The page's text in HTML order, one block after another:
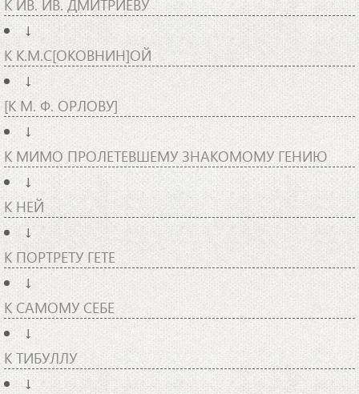
К ИВ. ИВ. ДМИТРИЕВУ
↓
К К.М.С[ОКОВНИН]ОЙ
↓
[К М. Ф. ОРЛОВУ]
↓
К МИМО ПРОЛЕТЕВШЕМУ ЗНАКОМОМУ ГЕНИЮ
↓
К НЕЙ
↓
К ПОРТРЕТУ ГЕТЕ
↓
К САМОМУ СЕБЕ
↓
К ТИБУЛЛУ
↓